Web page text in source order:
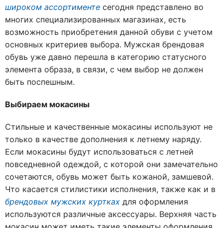
широком ассортименте сегодня представлено во
многих специализированных магазинах, есть
возможность приобретения данной обуви с учетом
основных критериев выбора. Мужская брендовая
обувь уже давно перешла в категорию статусного
элемента образа, в связи, с чем выбор не должен
быть поспешным.
Выбираем мокасины
Стильные и качественные мокасины используют не
только в качестве дополнения к летнему наряду.
Если мокасины будут использоваться с летней
повседневной одеждой, с которой они замечательно
сочетаются, обувь может быть кожаной, замшевой.
Что касается стилистики исполнения, также как и в
брендовых мужских куртках для оформления
используются различные аксессуары. Верхняя часть